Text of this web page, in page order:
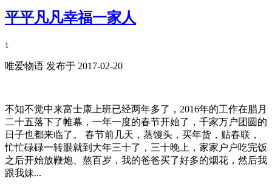
平平凡凡幸福一家人
1
唯爱物语 发布于 2017-02-20
不知不觉中来富士康上班已经两年多了，2016年的工作在腊月
二十五落下了帷幕，一年一度的春节开始了，千家万户团圆的
日子也都来临了。 春节前几天，蒸馒头，买年货，贴春联，
忙忙碌碌一转眼就到大年三十了，三十晚上，家家户户吃完饭
之后开始放鞭炮、熬百岁，我的爸爸买了好多的烟花，然后我
跟我妹...